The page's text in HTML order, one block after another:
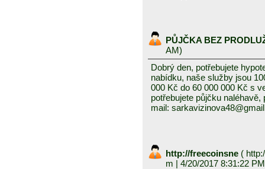
PŮJČKA BEZ
AM)
Dobrý den, potřebujete
nabídku, naše služby jsou
000 Kč do 60 000 000 Kč s
potřebujete půjčku
mail:
http://freecoinsne (
m | 4/20/2017 8:31:22